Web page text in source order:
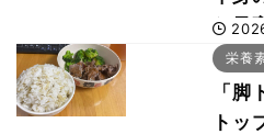
た最
プル
栄養
「脚
トッ